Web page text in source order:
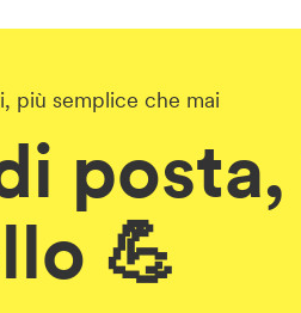
più semplice che mai
💪